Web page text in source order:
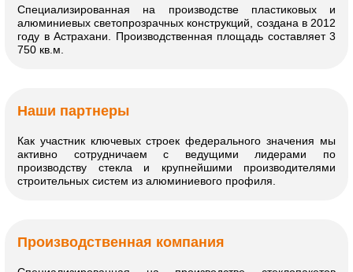
Специализированная на производстве пластиковых и
алюминиевых светопрозрачных конструкций, создана в 2012
году в Астрахани. Производственная площадь составляет 3
750 кв.м.
Наши партнеры
Как участник ключевых строек федерального значения мы
активно сотрудничаем с ведущими лидерами по
производству стекла и крупнейшими производителями
строительных систем из алюминиевого профиля.
Производственная компания